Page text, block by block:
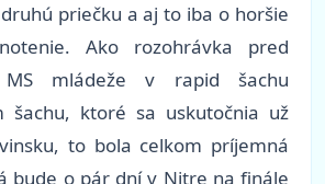
priečku a aj to iba o horšie
Ako rozohrávka pred
mládeže v rapid šachu
šachu, ktoré sa uskutočnia už
to bola celkom príjemná
bude o pár dní v Nitre na finále